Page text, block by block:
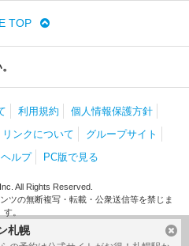
札幌
TOP
利用規約
個人情報保護方針
リンクについて
グループサイト
ヘルプ PC版で見る
All Rights Reserved.
ツの無断複写・転載・公衆送信等を禁じま
す。